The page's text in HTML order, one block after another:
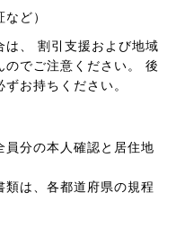
ど）
は、 割引支援および地域
のでご注意ください。 後
お持ちください。
員分の本人確認と居住地
は、各都道府県の規程